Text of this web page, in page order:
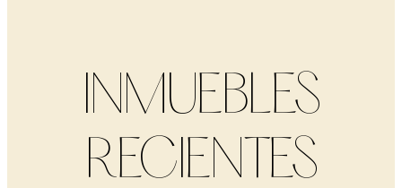
INMUEBLES
RECIENTES